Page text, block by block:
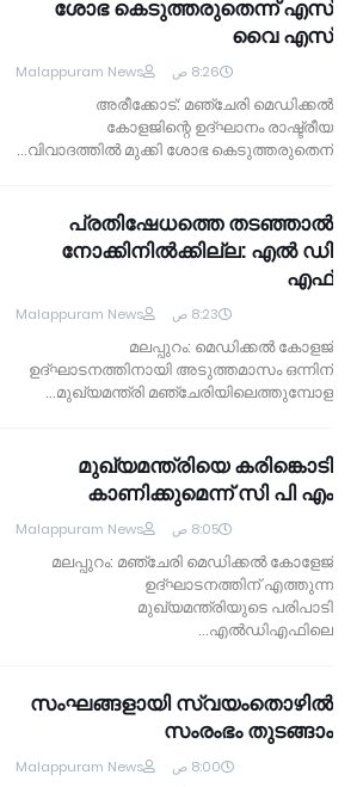
ശോഭ കെടുത്തരുതെന്ന് എസ്
വൈ എസ്
Malappuram News 8:26 ص
അരീക്കോട്: മഞ്ചേരി മെഡിക്കല്‍
കോളജിന്റെ ഉദ്ഘാനം രാഷ്ട്രീയ
വിവാദത്തില്‍ മുക്കി ശോഭ കെടുത്തരുതെന്…
പ്രതിഷേധത്തെ തടഞ്ഞാല്‍
നോക്കിനില്‍ക്കില്ല: എല്‍ ഡി
എഫ്
Malappuram News 8:23 ص
മലപ്പുറം: മെഡിക്കല്‍ കോളജ്
ഉദ്ഘാടനത്തിനായി അടുത്തമാസം ഒന്നിന്
മുഖ്യമന്ത്രി മഞ്ചേരിയിലെത്തുമ്പോള…
മുഖ്യമന്ത്രിയെ കരിങ്കൊടി
കാണിക്കുമെന്ന് സി പി എം
Malappuram News 8:05 ص
മലപ്പുറം: മഞ്ചേരി മെഡിക്കല്‍ കോളേജ്
ഉദ്ഘാടനത്തിന് എത്തുന്ന
മുഖ്യമന്ത്രിയുടെ പരിപാടി
എല്‍ഡിഎഫിലെ…
സംഘങ്ങളായി സ്വയംതൊഴില്‍
സംരംഭം തുടങ്ങാം
Malappuram News 8:00 ص